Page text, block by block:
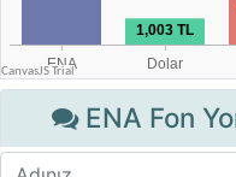
ENA Fon